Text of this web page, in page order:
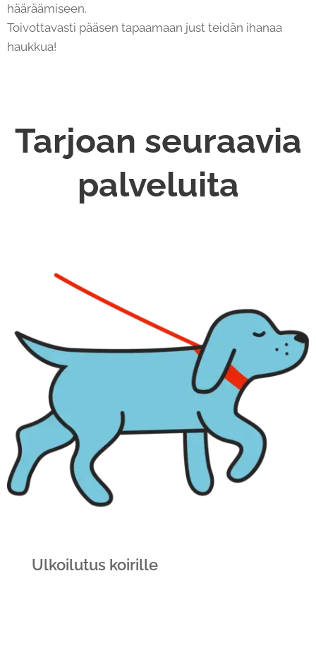
hääräämiseen.
Toivottavasti pääsen tapaamaan just teidän ihanaa
haukkua!
Tarjoan seuraavia
palveluita
Ulkoilutus koirille